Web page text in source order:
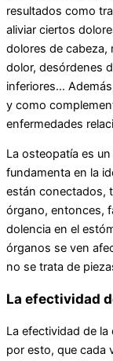
resultados como
aliviar ciertos
dolores de cabeza,
dolor, desórdenes
inferiores…
y como
enfermedades
La osteopatía es
fundamenta en la
están conectados,
órgano, entonces,
dolencia en el
órganos se ven
no se trata de
La efectividad
La efectividad de
por esto, que cada